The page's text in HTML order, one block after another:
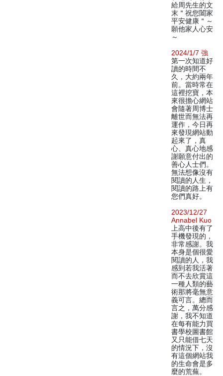
給周先生的文
末＂祝您闔家
平安健康＂～
願他家人心安
～
2024/1/7 強
第一次知道好
讀的時間不
久，大約兩年
前。當時常在
這裡挖寶，本
來很擔心網站
會隨著周博士
離世而無法再
運作，今日再
來發現網站動
起來了，真
心、真心地感
謝願意付出的
善心人士們。
無法想像沒有
閱讀的人生，
閱讀的路上有
您們真好。
2023/12/27
Annabel Kuo
上高中後有了
手機發現的，
非常感謝。我
本身是個很愛
閱讀的人，我
感到若我活著
而不去欣賞這
一種人類的藝
術那將毫無意
義可言。總而
言之，萬分感
謝，我不知道
在每有能力買
書學校圖書館
又只能借七天
的情況下，沒
有這個網站我
的生命會是多
麼的荒蕪。